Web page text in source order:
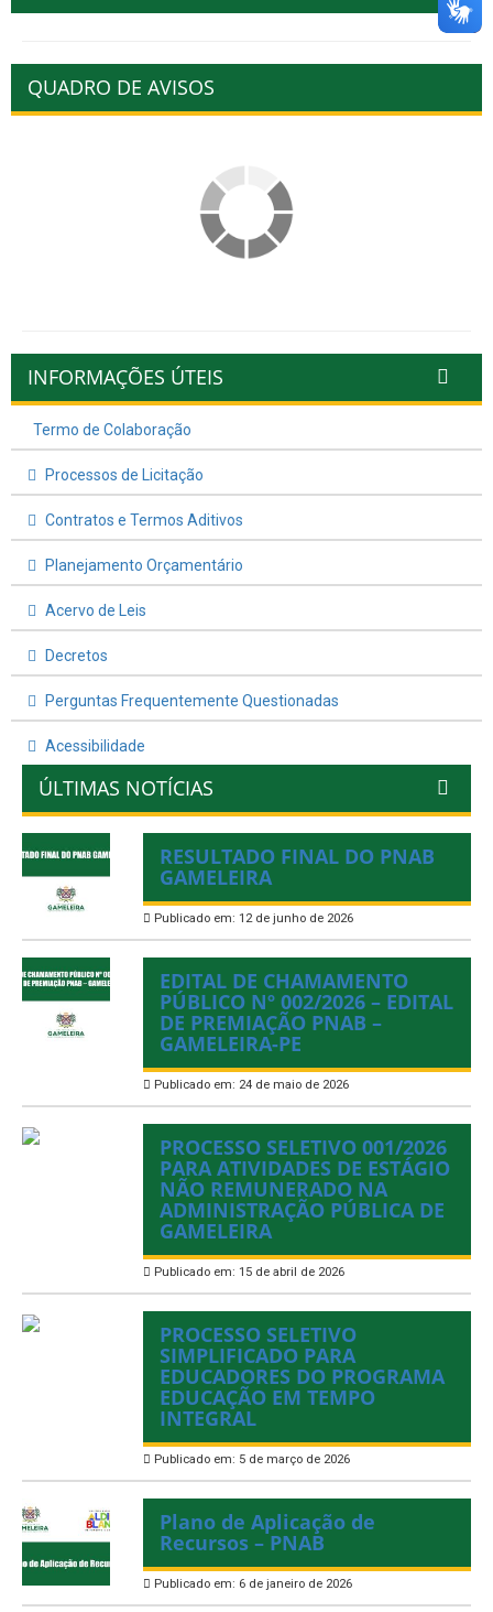
QUADRO DE AVISOS
INFORMAÇÕES ÚTEIS
Termo de Colaboração
Processos de Licitação
Contratos e Termos Aditivos
Planejamento Orçamentário
Acervo de Leis
Decretos
Perguntas Frequentemente Questionadas
Acessibilidade
ÚLTIMAS NOTÍCIAS
RESULTADO FINAL DO PNAB
GAMELEIRA
Publicado em: 12 de junho de 2026
EDITAL DE CHAMAMENTO
PÚBLICO Nº 002/2026 – EDITAL
DE PREMIAÇÃO PNAB –
GAMELEIRA-PE
Publicado em: 24 de maio de 2026
PROCESSO SELETIVO 001/2026
PARA ATIVIDADES DE ESTÁGIO
NÃO REMUNERADO NA
ADMINISTRAÇÃO PÚBLICA DE
GAMELEIRA
Publicado em: 15 de abril de 2026
PROCESSO SELETIVO
SIMPLIFICADO PARA
EDUCADORES DO PROGRAMA
EDUCAÇÃO EM TEMPO
INTEGRAL
Publicado em: 5 de março de 2026
Plano de Aplicação de
Recursos – PNAB
Publicado em: 6 de janeiro de 2026